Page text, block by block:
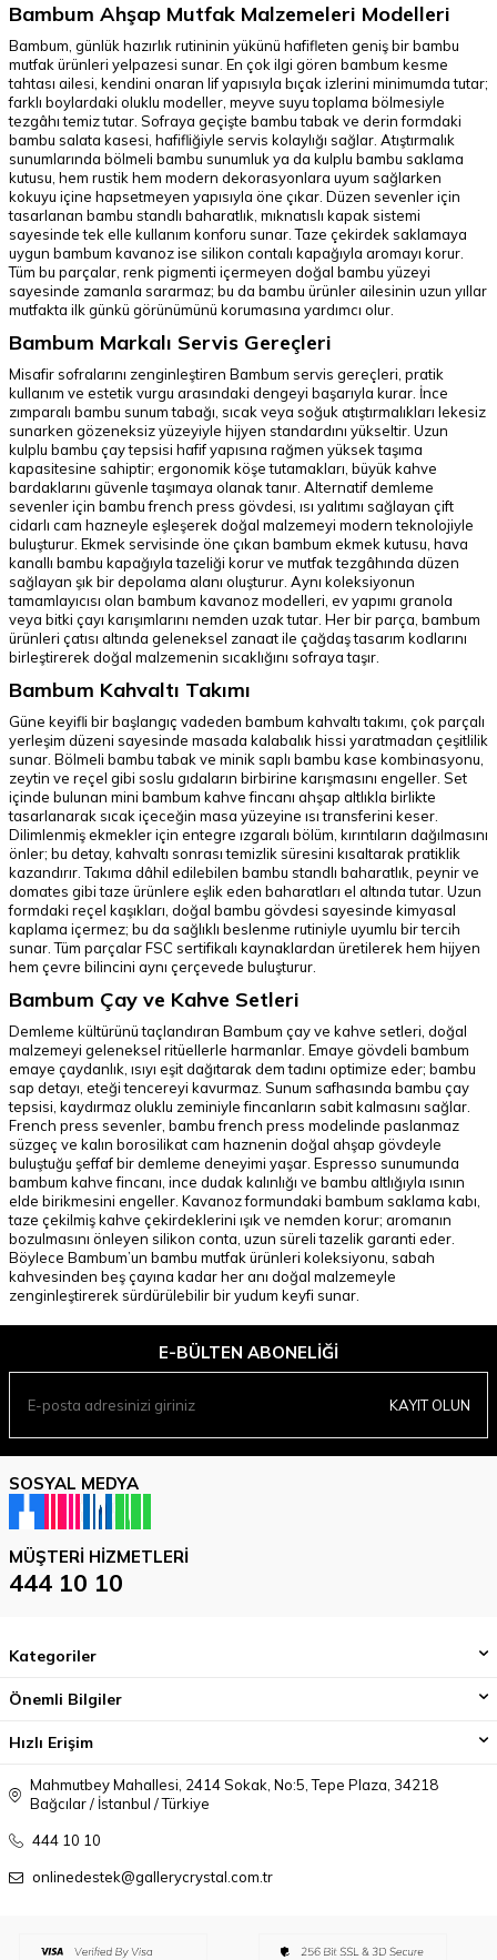
Bambum Ahşap Mutfak Malzemeleri Modelleri
Bambum, günlük hazırlık rutininin yükünü hafifleten geniş bir bambu
mutfak ürünleri yelpazesi sunar. En çok ilgi gören bambum kesme
tahtası ailesi, kendini onaran lif yapısıyla bıçak izlerini minimumda tutar;
farklı boylardaki oluklu modeller, meyve suyu toplama bölmesiyle
tezgâhı temiz tutar. Sofraya geçişte bambu tabak ve derin formdaki
bambu salata kasesi, hafifliğiyle servis kolaylığı sağlar. Atıştırmalık
sunumlarında bölmeli bambu sunumluk ya da kulplu bambu saklama
kutusu, hem rustik hem modern dekorasyonlara uyum sağlarken
kokuyu içine hapsetmeyen yapısıyla öne çıkar. Düzen sevenler için
tasarlanan bambu standlı baharatlık, mıknatıslı kapak sistemi
sayesinde tek elle kullanım konforu sunar. Taze çekirdek saklamaya
uygun bambum kavanoz ise silikon contalı kapağıyla aromayı korur.
Tüm bu parçalar, renk pigmenti içermeyen doğal bambu yüzeyi
sayesinde zamanla sararmaz; bu da bambu ürünler ailesinin uzun yıllar
mutfakta ilk günkü görünümünü korumasına yardımcı olur.
Bambum Markalı Servis Gereçleri
Misafir sofralarını zenginleştiren Bambum servis gereçleri, pratik
kullanım ve estetik vurgu arasındaki dengeyi başarıyla kurar. İnce
zımparalı bambu sunum tabağı, sıcak veya soğuk atıştırmalıkları lekesiz
sunarken gözeneksiz yüzeyiyle hijyen standardını yükseltir. Uzun
kulplu bambu çay tepsisi hafif yapısına rağmen yüksek taşıma
kapasitesine sahiptir; ergonomik köşe tutamakları, büyük kahve
bardaklarını güvenle taşımaya olanak tanır. Alternatif demleme
sevenler için bambu french press gövdesi, ısı yalıtımı sağlayan çift
cidarlı cam hazneyle eşleşerek doğal malzemeyi modern teknolojiyle
buluşturur. Ekmek servisinde öne çıkan bambum ekmek kutusu, hava
kanallı bambu kapağıyla tazeliği korur ve mutfak tezgâhında düzen
sağlayan şık bir depolama alanı oluşturur. Aynı koleksiyonun
tamamlayıcısı olan bambum kavanoz modelleri, ev yapımı granola
veya bitki çayı karışımlarını nemden uzak tutar. Her bir parça, bambum
ürünleri çatısı altında geleneksel zanaat ile çağdaş tasarım kodlarını
birleştirerek doğal malzemenin sıcaklığını sofraya taşır.
Bambum Kahvaltı Takımı
Güne keyifli bir başlangıç vadeden bambum kahvaltı takımı, çok parçalı
yerleşim düzeni sayesinde masada kalabalık hissi yaratmadan çeşitlilik
sunar. Bölmeli bambu tabak ve minik saplı bambu kase kombinasyonu,
zeytin ve reçel gibi soslu gıdaların birbirine karışmasını engeller. Set
içinde bulunan mini bambum kahve fincanı ahşap altlıkla birlikte
tasarlanarak sıcak içeceğin masa yüzeyine ısı transferini keser.
Dilimlenmiş ekmekler için entegre ızgaralı bölüm, kırıntıların dağılmasını
önler; bu detay, kahvaltı sonrası temizlik süresini kısaltarak pratiklik
kazandırır. Takıma dâhil edilebilen bambu standlı baharatlık, peynir ve
domates gibi taze ürünlere eşlik eden baharatları el altında tutar. Uzun
formdaki reçel kaşıkları, doğal bambu gövdesi sayesinde kimyasal
kaplama içermez; bu da sağlıklı beslenme rutiniyle uyumlu bir tercih
sunar. Tüm parçalar FSC sertifikalı kaynaklardan üretilerek hem hijyen
hem çevre bilincini aynı çerçevede buluşturur.
Bambum Çay ve Kahve Setleri
Demleme kültürünü taçlandıran Bambum çay ve kahve setleri, doğal
malzemeyi geleneksel ritüellerle harmanlar. Emaye gövdeli bambum
emaye çaydanlık, ısıyı eşit dağıtarak dem tadını optimize eder; bambu
sap detayı, eteği tencereyi kavurmaz. Sunum safhasında bambu çay
tepsisi, kaydırmaz oluklu zeminiyle fincanların sabit kalmasını sağlar.
French press sevenler, bambu french press modelinde paslanmaz
süzgeç ve kalın borosilikat cam haznenin doğal ahşap gövdeyle
buluştuğu şeffaf bir demleme deneyimi yaşar. Espresso sunumunda
bambum kahve fincanı, ince dudak kalınlığı ve bambu altlığıyla ısının
elde birikmesini engeller. Kavanoz formundaki bambum saklama kabı,
taze çekilmiş kahve çekirdeklerini ışık ve nemden korur; aromanın
bozulmasını önleyen silikon conta, uzun süreli tazelik garanti eder.
Böylece Bambum’un bambu mutfak ürünleri koleksiyonu, sabah
kahvesinden beş çayına kadar her anı doğal malzemeyle
zenginleştirerek sürdürülebilir bir yudum keyfi sunar.
E-BÜLTEN ABONELIĞI
KAYIT OLUN
SOSYAL MEDYA
MÜŞTERI HIZMETLERI
444 10 10
Kategoriler
Önemli Bilgiler
Hızlı Erişim
Mahmutbey Mahallesi, 2414 Sokak, No:5, Tepe Plaza, 34218
Bağcılar / İstanbul / Türkiye
444 10 10
onlinedestek@gallerycrystal.com.tr